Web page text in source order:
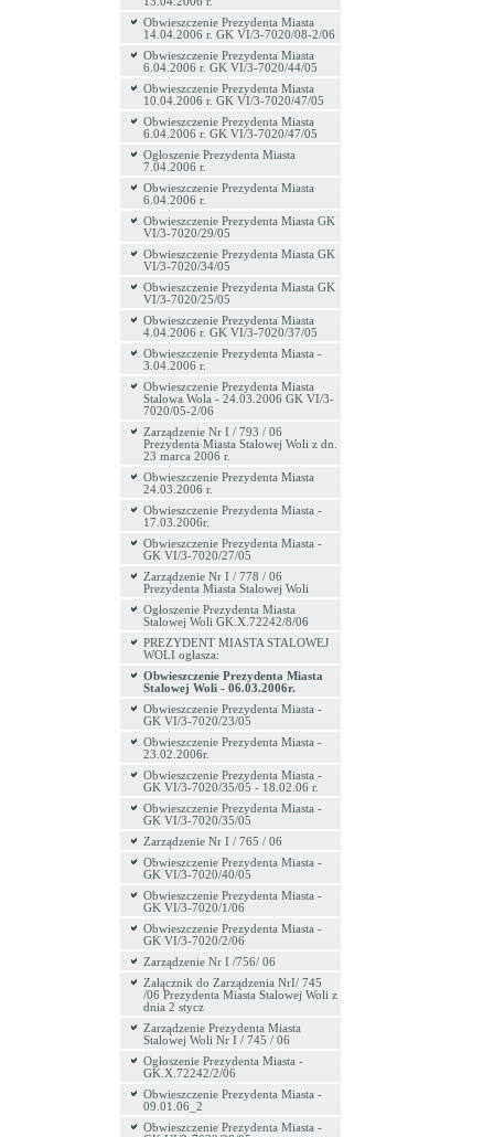
Obwieszczenie Prezydenta Miasta
14.04.2006 r. GK VI/3-7020/08-2/06
Obwieszczenie Prezydenta Miasta
6.04.2006 r. GK VI/3-7020/44/05
Obwieszczenie Prezydenta Miasta
10.04.2006 r. GK VI/3-7020/47/05
Obwieszczenie Prezydenta Miasta
6.04.2006 r. GK VI/3-7020/47/05
Ogłoszenie Prezydenta Miasta
7.04.2006 r.
Obwieszczenie Prezydenta Miasta
6.04.2006 r.
Obwieszczenie Prezydenta Miasta GK
VI/3-7020/29/05
Obwieszczenie Prezydenta Miasta GK
VI/3-7020/34/05
Obwieszczenie Prezydenta Miasta GK
VI/3-7020/25/05
Obwieszczenie Prezydenta Miasta
4.04.2006 r. GK VI/3-7020/37/05
Obwieszczenie Prezydenta Miasta -
3.04.2006 r.
Obwieszczenie Prezydenta Miasta
Stalowa Wola - 24.03.2006 GK VI/3-
7020/05-2/06
Zarządzenie Nr I / 793 / 06
Prezydenta Miasta Stalowej Woli z dn.
23 marca 2006 r.
Obwieszczenie Prezydenta Miasta
24.03.2006 r.
Obwieszczenie Prezydenta Miasta -
17.03.2006r.
Obwieszczenie Prezydenta Miasta -
GK VI/3-7020/27/05
Zarządzenie Nr I / 778 / 06
Prezydenta Miasta Stalowej Woli
Ogłoszenie Prezydenta Miasta
Stalowej Woli GK.X.72242/8/06
PREZYDENT MIASTA STALOWEJ
WOLI ogłasza:
Obwieszczenie Prezydenta Miasta
Stalowej Woli - 06.03.2006r.
Obwieszczenie Prezydenta Miasta -
GK VI/3-7020/23/05
Obwieszczenie Prezydenta Miasta -
23.02.2006r.
Obwieszczenie Prezydenta Miasta -
GK VI/3-7020/35/05 - 18.02.06 r.
Obwieszczenie Prezydenta Miasta -
GK VI/3-7020/35/05
Zarządzenie Nr I / 765 / 06
Obwieszczenie Prezydenta Miasta -
GK VI/3-7020/40/05
Obwieszczenie Prezydenta Miasta -
GK VI/3-7020/1/06
Obwieszczenie Prezydenta Miasta -
GK VI/3-7020/2/06
Zarządzenie Nr I /756/ 06
Załącznik do Zarządzenia NrI/ 745
/06 Prezydenta Miasta Stalowej Woli z
dnia 2 stycz
Zarządzenie Prezydenta Miasta
Stalowej Woli Nr I / 745 / 06
Ogłoszenie Prezydenta Miasta -
GK.X.72242/2/06
Obwieszczenie Prezydenta Miasta -
09.01.06_2
Obwieszczenie Prezydenta Miasta -